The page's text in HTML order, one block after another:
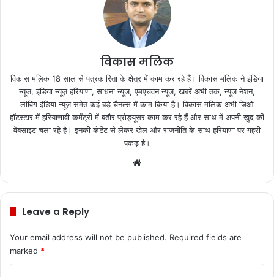
विकास मलिक
विकास मलिक 18 साल से पत्रकारिता के क्षेत्र में काम कर रहे हैं। विकास मलिक ने इंडिया
न्यूज, इंडिया न्यूज़ हरियाणा, साधना न्यूज, एमएचवन न्यूज, खबरें अभी तक, न्यूज नेशन,
लीविंग इंडिया न्यूज़ समेत कई बड़े चैनल्स में काम किया है। विकास मलिक अभी जिओ
हॉटस्टार में हरियाणावी कमेंट्री में बतौर प्रोड्यूसर काम कर रहे हैं और साथ में अपनी खुद की
वेबसाइट चला रहे है। इनकी कंटेंट से लेकर खेल और राजनीति के साथ हरियाणा पर गहरी
पकड़ है।
te
Leave a Reply
Your email address will not be published. Required fields are
marked *